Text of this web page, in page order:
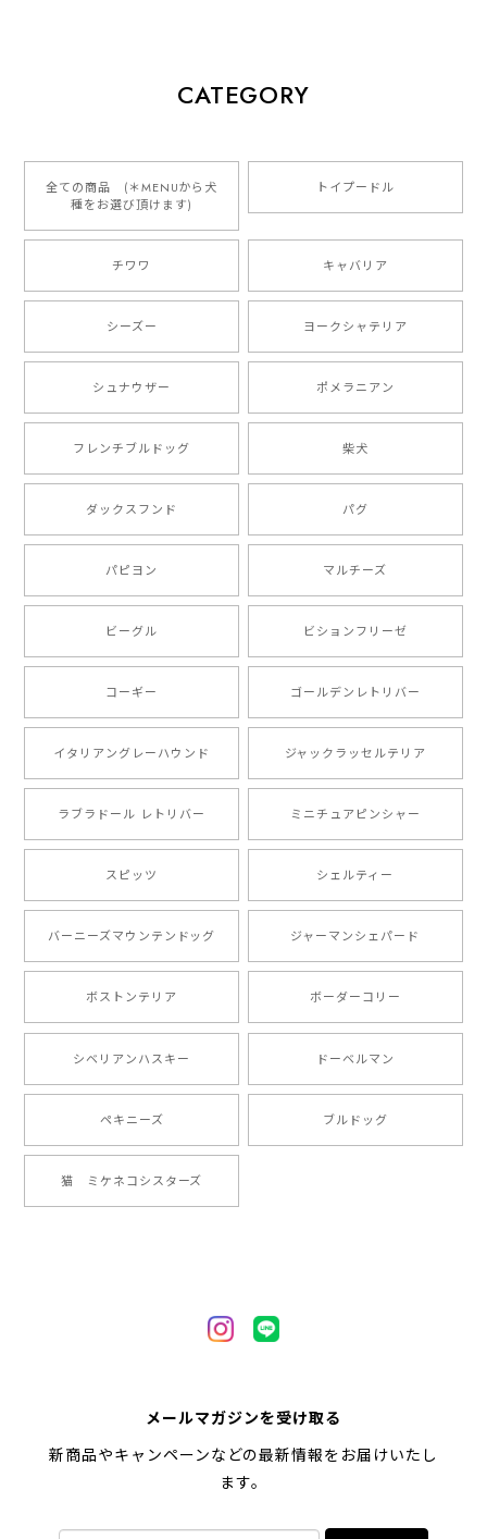
2026/01/16
とっても可愛くて、わんちゃんの名前や電話番号も分か
りやすくて最高です！ ありがとうございました❁⃘*.ﾟ
ご縁がありましたら、またよろしくお願いいたします。
【 自然に囲まれた ダックスフンド 】 キャニスター 保存容器 お家用 プレゼント 犬 ペット うちの子 犬グッズ
【 ボーダーコリー 水彩画風 毛色4色 】 手帳 スマホケース 犬 うちの子 iPhone & Android
ったです。 ご連絡が取りづらい点だけ少し不安になり
ましたが、商品の素敵さでチャラです。 本当に可愛
い。ありがとうございます。
2024/10/28
注文受領連絡が無かったのでハラハラしましたが… 可
愛い商品が届きました！大満足です♪
【 自然に囲まれた ポメラニアン 】マグカップ 犬 ペット うちの子 犬グッズ ギフト プレゼント 母の日
りまして、元気な時の顔がそっくりだったので、注文し
ました。ありがとうございました。
2024/05/22
2024/05/04
2024/05/04
【 柴犬 毛色3色】マグカップ お家用 プレゼント コーギーブラザーズ 犬 うちの子
CATEGORY
全ての商品 (＊MENUから犬
種をお選び頂けます)
トイプードル
チワワ キャバリア
シーズー ヨークシャテリア
シュナウザー ポメラニアン
フレンチブルドッグ 柴犬
ダックスフンド パグ
パピヨン マルチーズ
ビーグル ビションフリーゼ
コーギー ゴールデンレトリバー
イタリアングレーハウンド ジャックラッセルテリア
ラブラドール レトリバー ミニチュアピンシャー
スピッツ シェルティー
バーニーズマウンテンドッグ ジャーマンシェパード
ボストンテリア ボーダーコリー
シベリアンハスキー ドーベルマン
ペキニーズ ブルドッグ
猫 ミケネコシスターズ
メールマガジンを受け取る
新商品やキャンペーンなどの最新情報をお届けいたし
ます。